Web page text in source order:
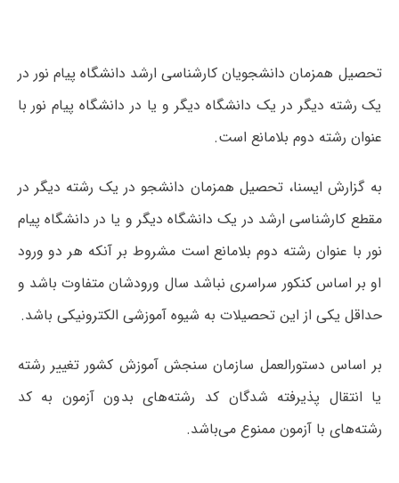
تحصیل همزمان دانشجویان کارشناسی ارشد دانشگاه پیام نور در
یک رشته دیگر در یک دانشگاه دیگر و یا در دانشگاه پیام نور با
عنوان رشته دوم بلامانع است.
به گزارش ایسنا، تحصیل همزمان دانشجو در یک رشته دیگر در
مقطع کارشناسی ارشد در یک دانشگاه دیگر و یا در دانشگاه پیام
نور با عنوان رشته دوم بلامانع است مشروط بر آنکه هر دو ورود
او بر اساس کنکور سراسری نباشد سال ورودشان متفاوت باشد و
حداقل یکی از این تحصیلات به شیوه آموزشی الکترونیکی باشد.
بر اساس دستورالعمل سازمان سنجش آموزش کشور تغییر رشته
یا انتقال پذیرفته شدگان کد رشته‌های بدون آزمون به کد
رشته‌های با آزمون ممنوع می‌باشد.